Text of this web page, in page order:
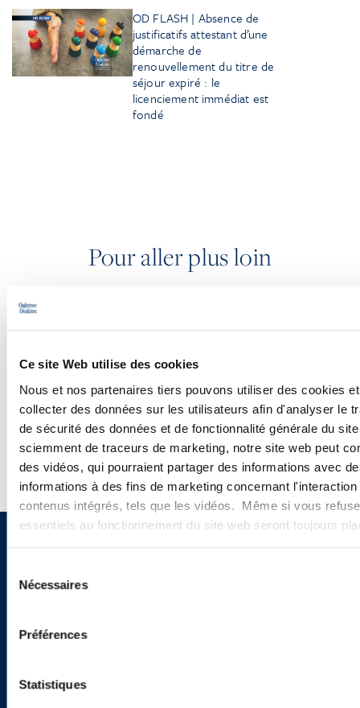
Ce site Web utilise des cookies
Nous et nos partenaires tiers pouvons utiliser des cookies
collecter des données sur les utilisateurs afin d'analyser le
de sécurité des données et de fonctionnalité générale du
sciemment de traceurs de marketing, notre site web peut
des vidéos, qui pourraient partager des informations avec
informations à des fins de marketing concernant
contenus intégrés, tels que les vidéos. Même si vous
essentiels au fonctionnement du site web seront toujours
Nécessaires
Préférences
Statistiques
OD FLASH | Absence de
justificatifs attestant d’une
démarche de
renouvellement du titre de
séjour expiré : le
licenciement immédiat est
fondé
Pour aller plus loin
PODCASTS
WEBINAIRES
newsletters, informations et
INSCRIVEZ-VOUS ICI